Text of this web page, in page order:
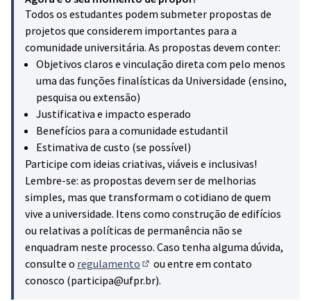
Todos os estudantes podem submeter propostas de
projetos que considerem importantes para a
comunidade universitária. As propostas devem conter:
Objetivos claros e vinculação direta com pelo menos
uma das funções finalísticas da Universidade (ensino,
pesquisa ou extensão)
Justificativa e impacto esperado
Benefícios para a comunidade estudantil
Estimativa de custo (se possível)
Participe com ideias criativas, viáveis e inclusivas!
Lembre-se: as propostas devem ser de melhorias
simples, mas que transformam o cotidiano de quem
vive a universidade. Itens como construção de edifícios
ou relativas a políticas de permanência não se
enquadram neste processo. Caso tenha alguma dúvida,
consulte o regulamento
(Hiperligação externa)
ou entre em contato
conosco (participa@ufpr.br).